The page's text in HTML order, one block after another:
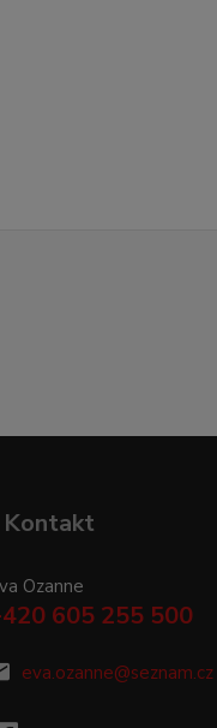
Kontakt
Ozanne
605 255 500
eva.ozanne@seznam.cz